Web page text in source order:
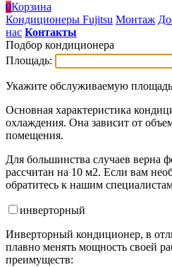
0Корзина
Кондиционеры Fujitsu Монтаж
нас Контакты
Подбор кондиционера
Площадь:
Укажите обслуживаемую
Основная характеристика
охлаждения. Она зависит от
помещения.
Для большинства случаев верна
рассчитан на 10 м2. Если вам
обратитесь к нашим
инверторный
Инверторный кондиционер, в
плавно менять мощность своей
преимуществ: